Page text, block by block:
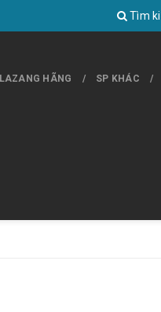
Tìm
LAZANG HÃNG SP KHÁC